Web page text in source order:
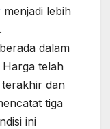
menjadi lebih
dalam
telah
dan
tiga
ini